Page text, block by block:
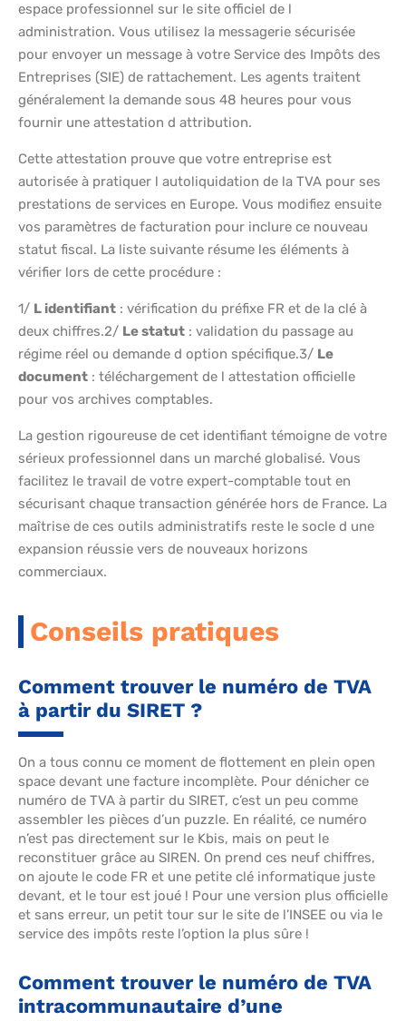
espace professionnel sur le site officiel de l
administration. Vous utilisez la messagerie sécurisée
pour envoyer un message à votre Service des Impôts des
Entreprises (SIE) de rattachement. Les agents traitent
généralement la demande sous 48 heures pour vous
fournir une attestation d attribution.
Cette attestation prouve que votre entreprise est
autorisée à pratiquer l autoliquidation de la TVA pour ses
prestations de services en Europe. Vous modifiez ensuite
vos paramètres de facturation pour inclure ce nouveau
statut fiscal. La liste suivante résume les éléments à
vérifier lors de cette procédure :
1/ L identifiant : vérification du préfixe FR et de la clé à
deux chiffres.2/ Le statut : validation du passage au
régime réel ou demande d option spécifique.3/ Le
document : téléchargement de l attestation officielle
pour vos archives comptables.
La gestion rigoureuse de cet identifiant témoigne de votre
sérieux professionnel dans un marché globalisé. Vous
facilitez le travail de votre expert-comptable tout en
sécurisant chaque transaction générée hors de France. La
maîtrise de ces outils administratifs reste le socle d une
expansion réussie vers de nouveaux horizons
commerciaux.
Conseils pratiques
Comment trouver le numéro de TVA
à partir du SIRET ?
On a tous connu ce moment de flottement en plein open
space devant une facture incomplète. Pour dénicher ce
numéro de TVA à partir du SIRET, c’est un peu comme
assembler les pièces d’un puzzle. En réalité, ce numéro
n’est pas directement sur le Kbis, mais on peut le
reconstituer grâce au SIREN. On prend ces neuf chiffres,
on ajoute le code FR et une petite clé informatique juste
devant, et le tour est joué ! Pour une version plus officielle
et sans erreur, un petit tour sur le site de l’INSEE ou via le
service des impôts reste l’option la plus sûre !
Comment trouver le numéro de TVA
intracommunautaire d’une